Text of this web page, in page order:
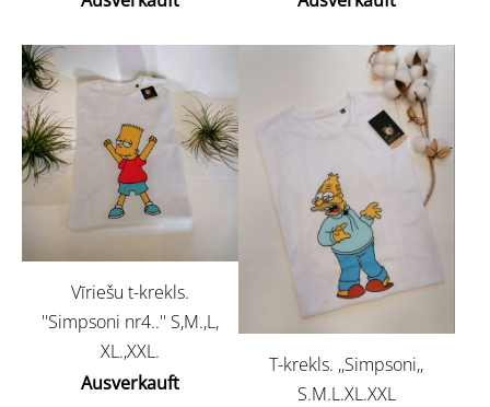
Vīriešu t-krekls.
''Simpsoni nr4..'' S,M.,L,
XL.,XXL.
Ausverkauft
T-krekls. ,,Simpsoni,,
S.M.L.XL.XXL